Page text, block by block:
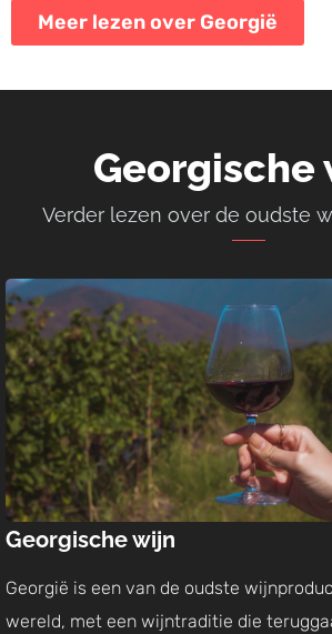
Meer lezen over Georgië
Georgische
Verder lezen over de oudste
Georgische wijn
Georgië is een van de oudste
wereld, met een wijntraditie die